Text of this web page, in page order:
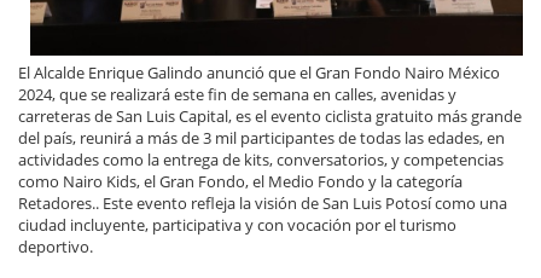
El Alcalde Enrique Galindo anunció que el Gran Fondo Nairo México
2024, que se realizará este fin de semana en calles, avenidas y
carreteras de San Luis Capital, es el evento ciclista gratuito más grande
del país, reunirá a más de 3 mil participantes de todas las edades, en
actividades como la entrega de kits, conversatorios, y competencias
como Nairo Kids, el Gran Fondo, el Medio Fondo y la categoría
Retadores.. Este evento refleja la visión de San Luis Potosí como una
ciudad incluyente, participativa y con vocación por el turismo
deportivo.